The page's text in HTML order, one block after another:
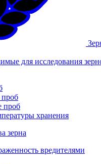
для исследования
проб
проб
хранения
зерна
вредителями